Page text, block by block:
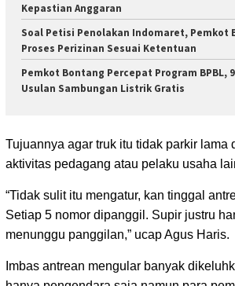
Kepastian Anggaran
Soal Petisi Penolakan Indomaret, Pemkot
Proses Perizinan Sesuai Ketentuan
Pemkot Bontang Percepat Program BPBL,
Usulan Sambungan Listrik Gratis
Tujuannya agar truk itu tidak parkir lama
aktivitas pedagang atau pelaku usaha
“Tidak sulit itu mengatur, kan tinggal
Setiap 5 nomor dipanggil. Supir justru
menunggu panggilan,” ucap Agus Haris.
Imbas antrean mengular banyak